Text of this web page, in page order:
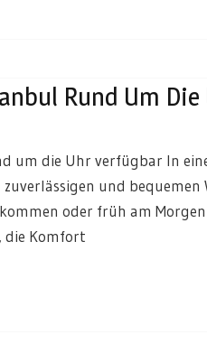
Rund Um
um die Uhr verfügbar In
und bequemen
oder früh am
die Komfort